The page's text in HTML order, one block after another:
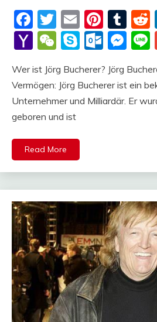
Facebook
Twitter
Email
Yahoo
WeChat
Skype
Wer ist Jörg Bucherer? Jörg
Vermögen: Jörg Bucherer ist ein
Unternehmer und Milliardär. Er
geboren und ist
Read More